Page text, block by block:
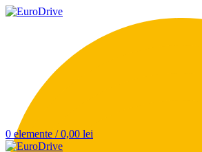
0 elemente / 0,00 lei